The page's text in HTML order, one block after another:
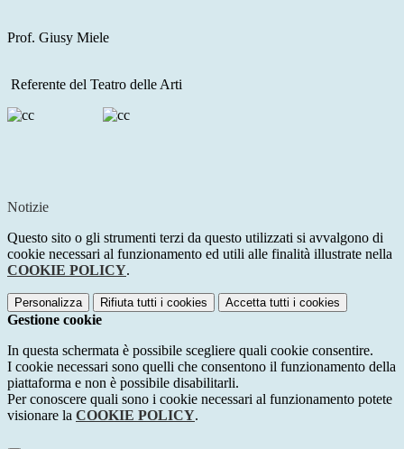
Prof. Giusy Miele
Referente del Teatro delle Arti
Notizie
Questo sito o gli strumenti terzi da questo utilizzati si avvalgono di
cookie necessari al funzionamento ed utili alle finalità illustrate nella
COOKIE POLICY.
Personalizza Rifiuta tutti i cookies Accetta tutti i cookies
Gestione cookie
In questa schermata è possibile scegliere quali cookie consentire.
I cookie necessari sono quelli che consentono il funzionamento della
piattaforma e non è possibile disabilitarli.
Per conoscere quali sono i cookie necessari al funzionamento potete
visionare la COOKIE POLICY.